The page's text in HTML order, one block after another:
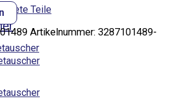
Teile
Artikelnummer: 3287101489-